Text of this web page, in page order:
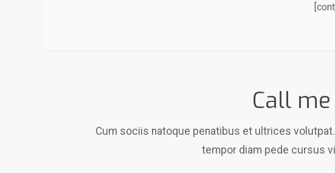
Call
Cum sociis natoque penatibus et ultrices
tempor diam pede cursus